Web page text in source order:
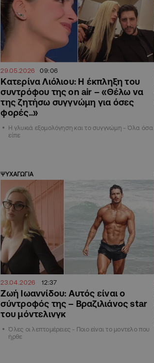
29.05.2026 09:06
Κατερίνα Λιόλιου: Η έκπληξη του
συντρόφου της on air – «Θέλω να
της ζητήσω συγγνώμη για όσες
φορές..»
Η γλυκιά εξομολόγηση και το συγγνώμη - Όλα όσα
είπε
ΨΥΧΑΓΩΓΙΑ
23.04.2026 12:37
Zωή Ιωαννίδου: Αυτός είναι ο
σύντροφός της – Βραζιλιάνος star
του μόντελινγκ
Όλες οι λεπτομέρειες - Ποιο είναι το μοντελο που
ήρθε